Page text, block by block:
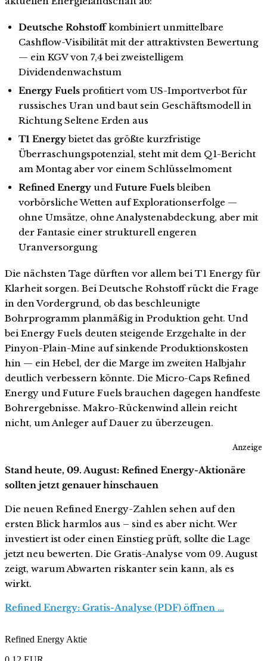
Deutsche Rohstoffkombiniert unmittelbare
Cashflow-Visibilität mit der attraktivsten Bewertung
— ein KGV von 7,4 bei zweistelligem
Dividendenwachstum
Energy Fuelsprofitiert vom US-Importverbot für
russisches Uran und baut sein Geschäftsmodell in
Richtung Seltene Erden aus
T1 Energybietet das größte kurzfristige
Überraschungspotenzial, steht mit dem Q1-Bericht
am Montag aber vor einem Schlüsselmoment
Refined Energyund Future Fuelsbleiben
vorbörsliche Wetten auf Explorationserfolge —
ohne Umsätze, ohne Analystenabdeckung, aber mit
der Fantasie einer strukturell engeren
Uranversorgung
Die nächsten Tage dürften vor allem bei T1 Energy für
Klarheit sorgen. Bei Deutsche Rohstoff rückt die Frage
in den Vordergrund, ob das beschleunigte
Bohrprogramm planmäßig in Produktion geht. Und
bei Energy Fuels deuten steigende Erzgehalte in der
Pinyon-Plain-Mine auf sinkende Produktionskosten
hin — ein Hebel, der die Marge im zweiten Halbjahr
deutlich verbessern könnte. Die Micro-Caps Refined
Energy und Future Fuels brauchen dagegen handfeste
Bohrergebnisse. Makro-Rückenwind allein reicht
nicht, um Anleger auf Dauer zu überzeugen.
Anzeige
Stand heute, 09. August: Refined Energy-Aktionäre
sollten jetzt genauer hinschauen
Die neuen Refined Energy-Zahlen sehen auf den
ersten Blick harmlos aus – sind es aber nicht. Wer
investiert ist oder einen Einstieg prüft, sollte die Lage
jetzt neu bewerten. Die Gratis-Analyse vom 09. August
zeigt, warum Abwarten riskanter sein kann, als es
wirkt.
Refined Energy: Gratis-Analyse (PDF) öffnen …
Refined Energy Aktie